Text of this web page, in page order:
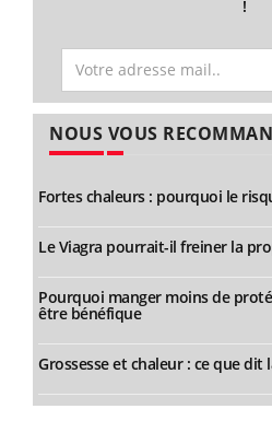
!
NOUS VOUS
Fortes chaleurs : pourquoi le
Le Viagra pourrait-il freiner la
Pourquoi manger moins de
être bénéfique
Grossesse et chaleur : ce que dit